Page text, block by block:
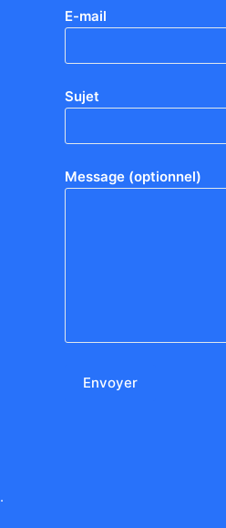
E-mail
Sujet
Message (optionnel)
.